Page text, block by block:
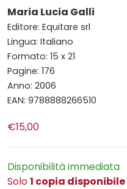
Maria Lucia Galli
Editore: Equitare srl
Lingua: Italiano
Formato: 15 x 21
Pagine: 176
Anno: 2006
EAN: 9788888266510
€15,00
Disponibilità immediata
Solo1 copia disponibile